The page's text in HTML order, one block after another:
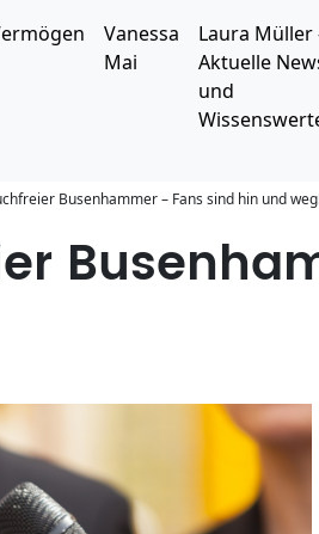
Vanessa
Mai
Laura Müller
Aktuelle
und
Busenhammer – Fans sind hin und